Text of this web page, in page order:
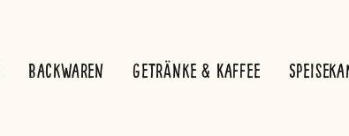
Backwaren Getränke & Kaffee